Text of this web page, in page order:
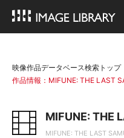
映像作品データベース検索トップ
作品情報：MIFUNE: THE LAST
MIFUNE: THE
MIFUNE: THE LAST